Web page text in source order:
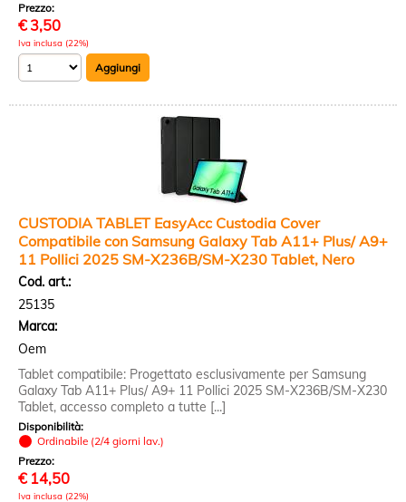
Prezzo:
€ 3,50
Iva inclusa (22%)
CUSTODIA TABLET EasyAcc Custodia Cover
Compatibile con Samsung Galaxy Tab A11+ Plus/ A9+
11 Pollici 2025 SM-X236B/SM-X230 Tablet, Nero
Cod. art.:
25135
Marca:
Oem
Tablet compatibile: Progettato esclusivamente per Samsung
Galaxy Tab A11+ Plus/ A9+ 11 Pollici 2025 SM-X236B/SM-X230
Tablet, accesso completo a tutte [...]
Disponibilità:
Ordinabile (2/4 giorni lav.)
Prezzo:
€ 14,50
Iva inclusa (22%)